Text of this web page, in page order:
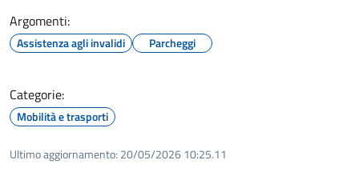
Argomenti:
Assistenza agli invalidi Parcheggi
Categorie:
Mobilità e trasporti
Ultimo aggiornamento: 20/05/2026 10:25.11